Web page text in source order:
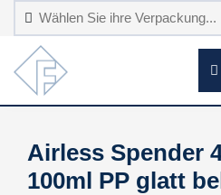
Airless Spender
100ml PP glatt